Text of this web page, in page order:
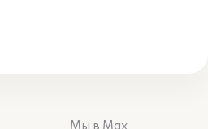
Мы в Max